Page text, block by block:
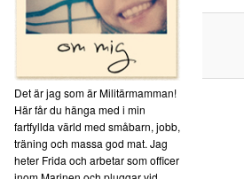
Det är jag som är Militärmamman!
Här får du hänga med i min
fartfyllda värld med småbarn, jobb,
träning och massa god mat. Jag
heter Frida och arbetar som officer